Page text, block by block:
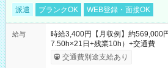
派遣 ブランクOK WEB登録・面接OK
給与
時給3,400円【月収例】約569,000
7.50h×21日+残業10h）+交通費
交通費別途支給あり